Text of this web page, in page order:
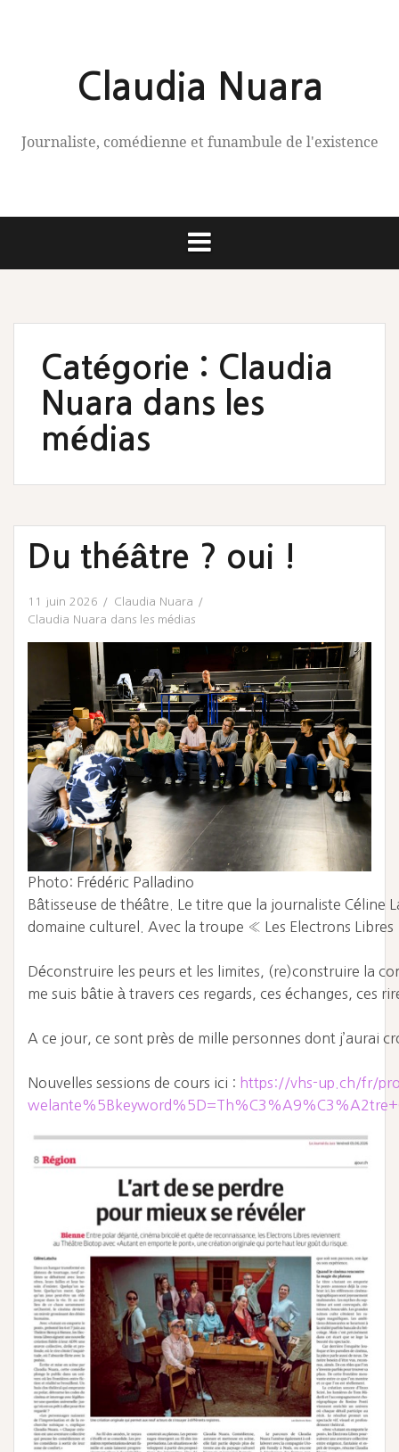
Claudia Nuara
Journaliste, comédienne et funambule de l'existence
Catégorie : Claudia
Nuara dans les
médias
Du théâtre ? oui !
11 juin 2026
Claudia Nuara
Claudia Nuara dans les médias
Photo: Frédéric Palladino
Bâtisseuse de théâtre. Le titre que la journaliste
domaine culturel. Avec la troupe « Les Electrons
Déconstruire les peurs et les limites, (re)construire la
me suis bâtie à travers ces regards, ces échanges, ces
A ce jour, ce sont près de mille personnes dont j’aurai
Nouvelles sessions de cours ici : https://vhs-up.ch/fr/